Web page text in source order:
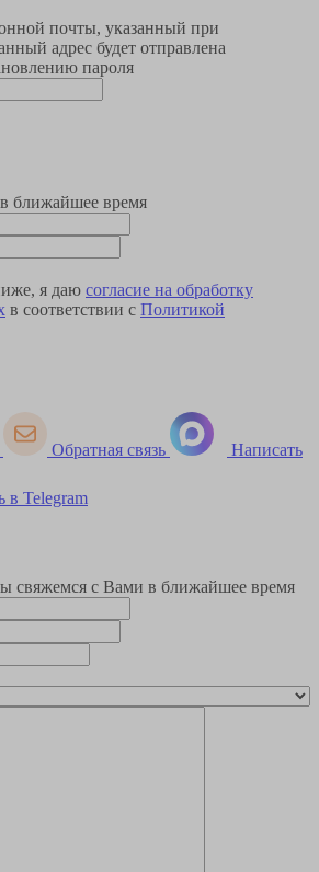
почты, указанный при
адрес будет отправлена
пароля
ближайшее время
я даю согласие на обработку
в соответствии с Политикой
Обратная связь Написать
в Telegram
свяжемся с Вами в ближайшее время